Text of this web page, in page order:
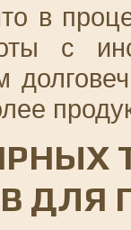
в
с
ДЛЯ